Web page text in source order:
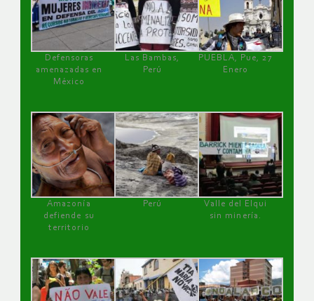
Defensoras
amenazadas en
México
Las Bambas,
Perú
PUEBLA, Pue, 27
Enero
Amazonía
defiende su
territorio
Perú
Valle del Elqui
sin minería.